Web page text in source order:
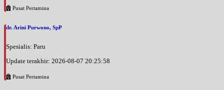
Pusat Pertamina
dr. Arini Purwono, SpP
Spesialis: Paru
Update terakhir: 2026-08-07 20:25:58
Pusat Pertamina